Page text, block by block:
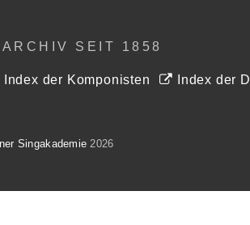
SEIT 1858
Index der Komponisten Index der
Singakademie 2026